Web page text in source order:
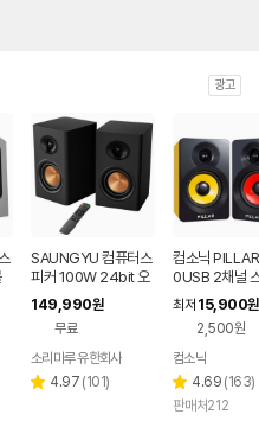
광고
SAUNGYU 컴퓨터스
피커 100W 24bit 오
디오 2채널 PC 유선
블루투스 연결
149,990원
무료
소리마루 유한회사
별 4.97 리
(101)
컴소닉
0USB 2채널
최저 15,900원
2,500원
컴소닉
별
점
4.69 리
뷰
(163)
판매처212